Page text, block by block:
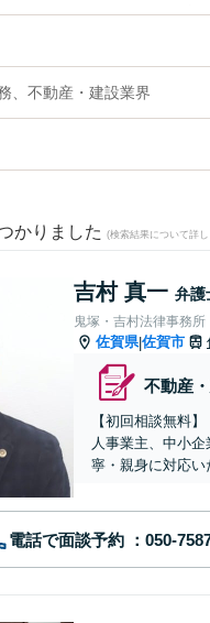
ています。『佐賀県で土日や夜
たい』『初回相談無料で不動産
、不動産・建設業界
かりました (検索結果について詳し
吉村 真一 弁護
鬼塚・吉村法律事務所
佐賀県|佐賀市
不動産
【初回相談無料
人事業主、中小
寧・親身に対応い
電話で面談予約